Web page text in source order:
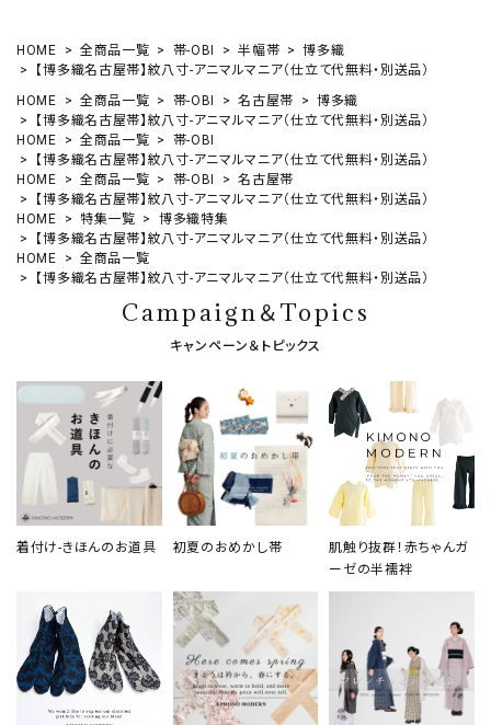
HOME 全商品一覧 帯-OBI 半幅帯
博多織
【博多織名古屋帯】紋八寸-アニマルマニア（仕立て代無料・別送品）
HOME
全商品一覧 帯-OBI 名古屋帯
博多織
【博多織名古屋帯】紋八寸-アニマルマニア（仕立て代無料・別送品）
HOME
全商品一覧
帯-OBI
【博多織名古屋帯】紋八寸-アニマルマニア（仕立て代無料・別送品）
HOME
全商品一覧 帯-OBI
名古屋帯
【博多織名古屋帯】紋八寸-アニマルマニア（仕立て代無料・別送品）
HOME
特集一覧
博多織特集
【博多織名古屋帯】紋八寸-アニマルマニア（仕立て代無料・別送品）
HOME
全商品一覧
【博多織名古屋帯】紋八寸-アニマルマニア（仕立て代無料・別送品）
Campaign＆Topics
キャンペーン＆トピックス
着付け-きほんのお道具 初夏のおめかし帯
肌触り抜群！赤ちゃんガ
ーゼの半襦袢